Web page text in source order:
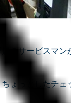
のサービスマ
ょっとしたチ